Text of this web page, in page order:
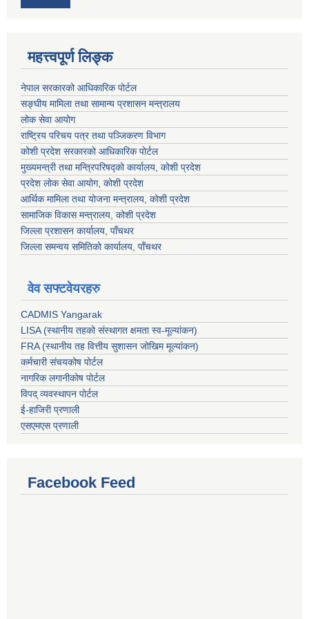
महत्त्वपूर्ण लिङ्क
नेपाल सरकारको आधिकारिक पोर्टल
सङ्‍घीय मामिला तथा सामान्य प्रशासन मन्त्रालय
लोक सेवा आयोग
राष्ट्रिय परिचय पत्र तथा पञ्जिकरण विभाग
कोशी प्रदेश सरकारको आधिकारिक पोर्टल
मुख्यमन्त्री तथा मन्त्रिपरिषद्को कार्यालय, कोशी प्रदेश
प्रदेश लोक सेवा आयोग, कोशी प्रदेश
आर्थिक मामिला तथा योजना मन्त्रालय, कोशी प्रदेश
सामाजिक विकास मन्त्रालय, कोशी प्रदेश
जिल्ला प्रशासन कार्यालय, पाँचथर
जिल्ला समन्वय समितिको कार्यालय, पाँचथर
वेव सफ्टवेयरहरु
CADMIS Yangarak
LISA (स्थानीय तहको संस्थागत क्षमता स्व-मूल्यांकन)
FRA (स्थानीय तह वित्तीय सुशासन जोखिम मूल्यांकन)
कर्मचारी संचयकोष पोर्टल
नागरिक लगानीकोष पोर्टल
विपद् व्यवस्थापन पोर्टल
ई-हाजिरी प्रणाली
एसएमएस प्रणाली
Facebook Feed